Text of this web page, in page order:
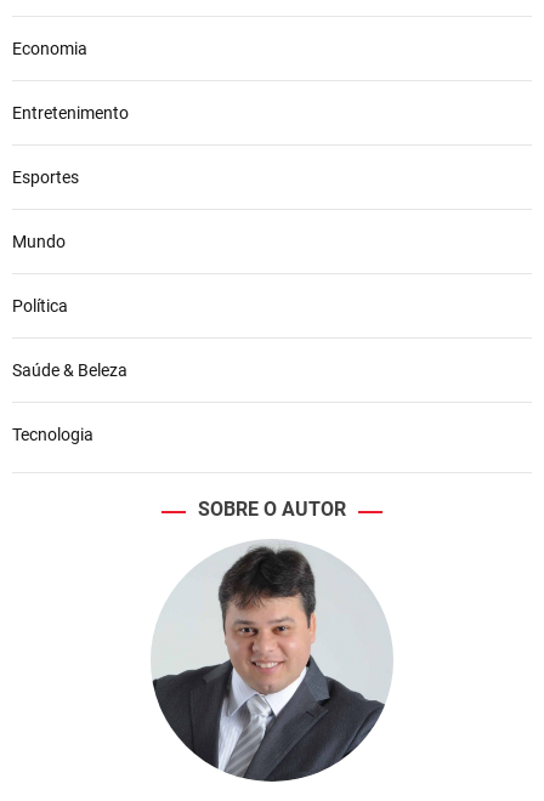
Economia
Entretenimento
Esportes
Mundo
Política
Saúde & Beleza
Tecnologia
SOBRE O AUTOR